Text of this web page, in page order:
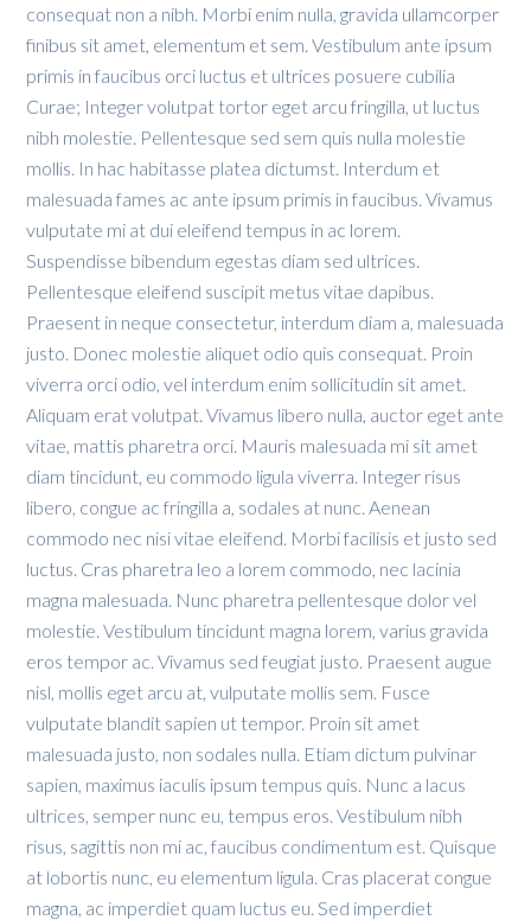
consequat non a nibh. Morbi enim nulla, gravida ullamcorper
finibus sit amet, elementum et sem. Vestibulum ante ipsum
primis in faucibus orci luctus et ultrices posuere cubilia
Curae; Integer volutpat tortor eget arcu fringilla, ut luctus
nibh molestie. Pellentesque sed sem quis nulla molestie
mollis. In hac habitasse platea dictumst. Interdum et
malesuada fames ac ante ipsum primis in faucibus. Vivamus
vulputate mi at dui eleifend tempus in ac lorem.
Suspendisse bibendum egestas diam sed ultrices.
Pellentesque eleifend suscipit metus vitae dapibus.
Praesent in neque consectetur, interdum diam a, malesuada
justo. Donec molestie aliquet odio quis consequat. Proin
viverra orci odio, vel interdum enim sollicitudin sit amet.
Aliquam erat volutpat. Vivamus libero nulla, auctor eget ante
vitae, mattis pharetra orci. Mauris malesuada mi sit amet
diam tincidunt, eu commodo ligula viverra. Integer risus
libero, congue ac fringilla a, sodales at nunc. Aenean
commodo nec nisi vitae eleifend. Morbi facilisis et justo sed
luctus. Cras pharetra leo a lorem commodo, nec lacinia
magna malesuada. Nunc pharetra pellentesque dolor vel
molestie. Vestibulum tincidunt magna lorem, varius gravida
eros tempor ac. Vivamus sed feugiat justo. Praesent augue
nisl, mollis eget arcu at, vulputate mollis sem. Fusce
vulputate blandit sapien ut tempor. Proin sit amet
malesuada justo, non sodales nulla. Etiam dictum pulvinar
sapien, maximus iaculis ipsum tempus quis. Nunc a lacus
ultrices, semper nunc eu, tempus eros. Vestibulum nibh
risus, sagittis non mi ac, faucibus condimentum est. Quisque
at lobortis nunc, eu elementum ligula. Cras placerat congue
magna, ac imperdiet quam luctus eu. Sed imperdiet